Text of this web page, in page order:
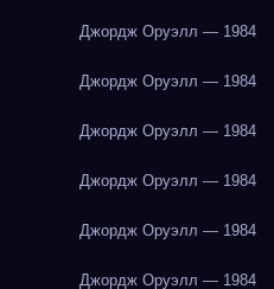
Джордж Оруэлл — 1984
Джордж Оруэлл — 1984
Джордж Оруэлл — 1984
Джордж Оруэлл — 1984
Джордж Оруэлл — 1984
Джордж Оруэлл — 1984